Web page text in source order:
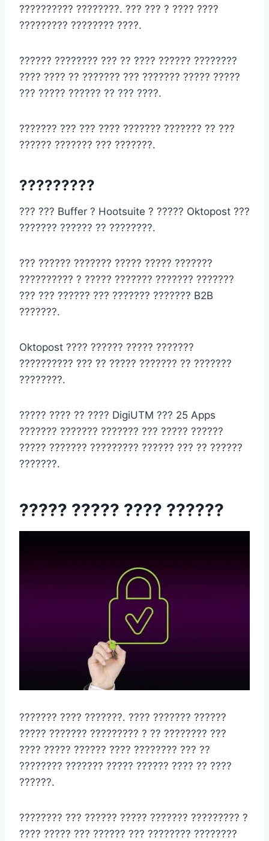
?????????? ????????. ??? ??? ? ???? ????
????????? ???????? ????.
?????? ???????? ??? ?? ???? ?????? ????????
???? ???? ?? ??????? ??? ??????? ????? ?????
??? ????? ?????? ?? ??? ????.
??????? ??? ??? ???? ??????? ??????? ?? ???
?????? ??????? ??? ???????.
?????????
??? ??? Buffer ? Hootsuite ? ????? Oktopost ???
??????? ?????? ?? ????????.
??? ?????? ??????? ????? ????? ???????
?????????? ? ????? ??????? ??????? ???????
??? ??? ?????? ??? ??????? ??????? B2B
???????.
Oktopost ???? ?????? ????? ???????
?????????? ??? ?? ????? ??????? ?? ???????
????????.
????? ???? ?? ???? DigiUTM ??? 25 Apps
??????? ??????? ??????? ??? ????? ??????
????? ??????? ????????? ?????? ??? ?? ??????
???????.
????? ????? ???? ??????
??????? ???? ???????. ???? ??????? ??????
????? ??????? ????????? ? ?? ???????? ???
???? ????? ?????? ???? ???????? ??? ??
???????? ??????? ????? ?????? ???? ?? ????
??????.
???????? ??? ?????? ????? ??????? ????????? ?
???? ????? ??? ?????? ??? ???????? ????????